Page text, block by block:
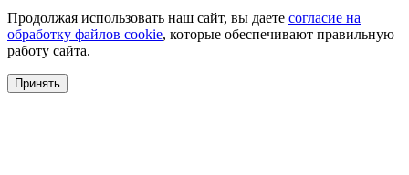
Продолжая использовать наш сайт, вы даете согласие на
обработку файлов cookie, которые обеспечивают правильную
работу сайта.
Принять